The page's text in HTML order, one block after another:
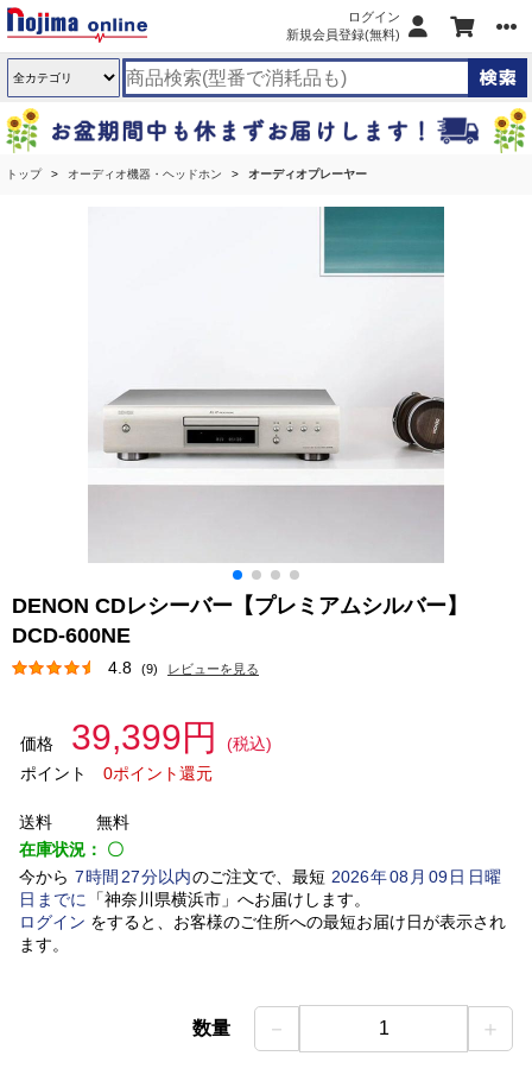
ログイン
新規会員登録(無料)
トップ オーディオ機器・ヘッドホン オーディオプレーヤー
DENON CDレシーバー【プレミアムシルバー】
DCD-600NE
4.8 (9) レビューを見る
価格 39,399円
(税込)
ポイント
0ポイント還元
送料
無料
在庫状況： 〇
今から 7時間 27分以内のご注文で、最短 2026年08 月 09日日曜
日 までに 「神奈川県横浜市」 へお届けします。
ログイン をすると、お客様のご住所への最短お届け日が表示され
ます。
数量 － 1 ＋